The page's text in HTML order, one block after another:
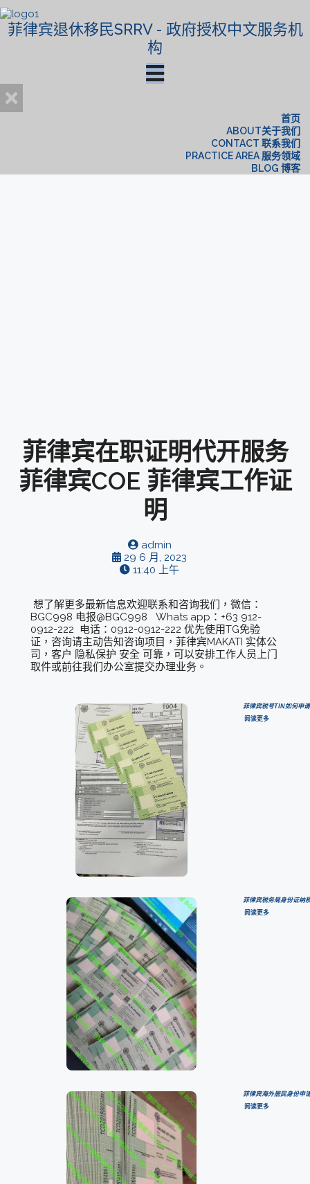
菲律宾退休移民SRRV - 政府授权中文服务机
构
首页
ABOUT关于我们
CONTACT 联系我们
PRACTICE AREA 服务领域
BLOG 博客
菲律宾在职证明代开服务
菲律宾COE 菲律宾工作证
明
admin
29 6 月, 2023
11:40 上午
想了解更多最新信息欢迎联系和咨询我们，微信：
BGC998 电报@BGC998 Whats app：+63 912-
0912-222 电话：0912-0912-222 优先使用TG免验
证，咨询请主动告知咨询项目，菲律宾MAKATI 实体公
司，客户 隐私保护 安全 可靠，可以安排工作人员上门
取件或前往我们办公室提交办理业务。
菲律宾税号TIN如何申
阅读更多
菲律宾税务局身份证纳
阅读更多
菲律宾海外居民身份申
阅读更多